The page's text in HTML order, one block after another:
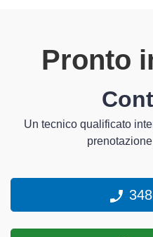
Pronto
Un tecnico qualificato